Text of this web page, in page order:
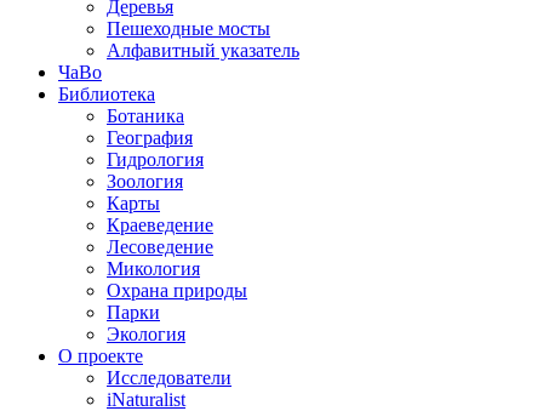
Деревья
Пешеходные мосты
Алфавитный указатель
ЧаВо
Библиотека
Ботаника
География
Гидрология
Зоология
Карты
Краеведение
Лесоведение
Микология
Охрана природы
Парки
Экология
О проекте
Исследователи
iNaturalist